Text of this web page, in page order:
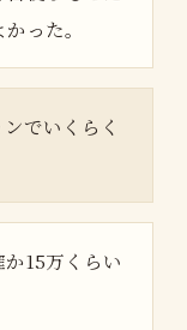
った。
でいくらく
15万くらい